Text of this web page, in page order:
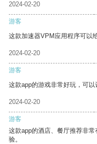
2024-02-20
游客
这款加速器VPM应用程序可以
2024-02-20
游客
这款app的游戏非常好玩，可以
2024-02-20
游客
这款app的酒店、餐厅推荐非
验。